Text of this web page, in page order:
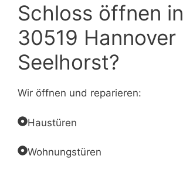
Schloss öffnen in
30519 Hannover
Seelhorst?
Wir öffnen und reparieren:
Haustüren
Wohnungstüren